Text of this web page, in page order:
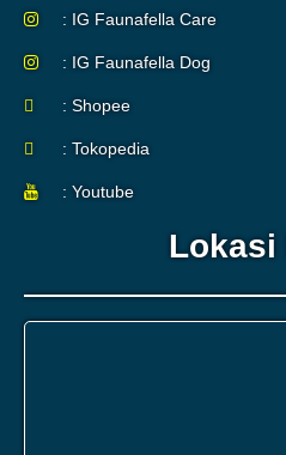
: IG Faunafella Care
: IG Faunafella Dog
: Shopee
: Tokopedia
: Youtube
Lokasi